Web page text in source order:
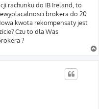
rachunku do IB Ireland, to
brokera do 20
kwota rekompensaty jest
Czu to dla Was
?